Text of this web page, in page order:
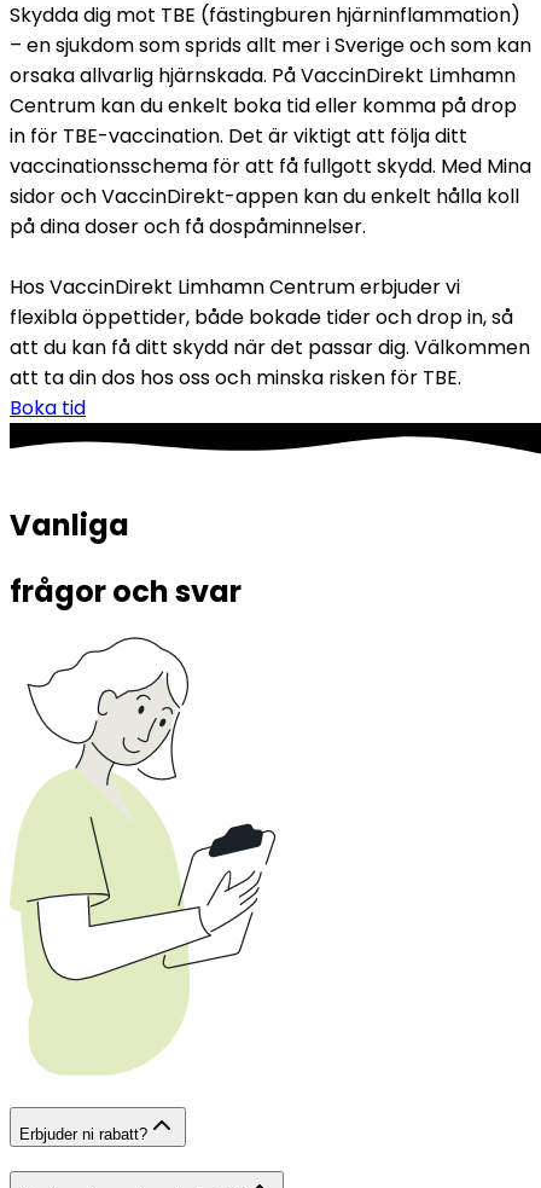
Skydda dig mot TBE (fästingburen hjärninflammation)
– en sjukdom som sprids allt mer i Sverige och som kan
orsaka allvarlig hjärnskada. På VaccinDirekt Limhamn
Centrum kan du enkelt boka tid eller komma på drop
in för TBE-vaccination. Det är viktigt att följa ditt
vaccinationsschema för att få fullgott skydd. Med Mina
sidor och VaccinDirekt-appen kan du enkelt hålla koll
på dina doser och få dospåminnelser.
Hos VaccinDirekt Limhamn Centrum erbjuder vi
flexibla öppettider, både bokade tider och drop in, så
att du kan få ditt skydd när det passar dig. Välkommen
att ta din dos hos oss och minska risken för TBE.
Boka tid
Vanliga
frågor och svar
Erbjuder ni rabatt?